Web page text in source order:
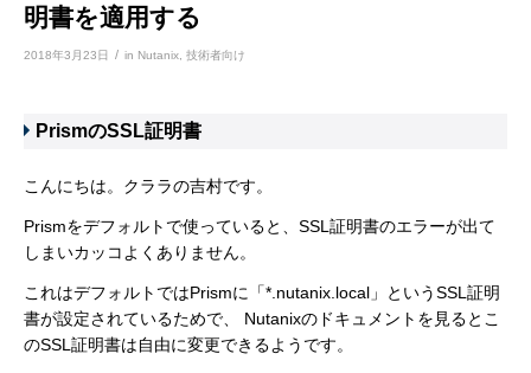
明書を適用する
2018年3月23日 / in Nutanix ,技術者向け
PrismのSSL証明書
こんにちは。クララの吉村です。
Prismをデフォルトで使っていると、SSL証明書のエラーが出て
しまいカッコよくありません。
これはデフォルトではPrismに「*.nutanix.local」というSSL証明
書が設定されているためで、 Nutanixのドキュメントを見るとこ
のSSL証明書は自由に変更できるようです。